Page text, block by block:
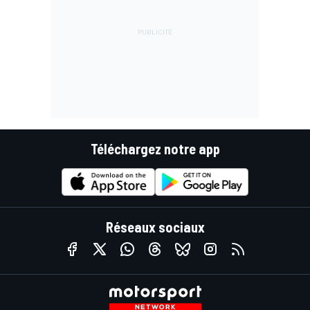
Téléchargez notre app
Réseaux sociaux